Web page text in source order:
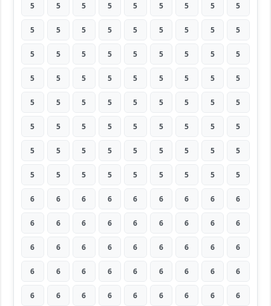
5 5 5 5 5 5 5 5 5
5 5 5 5 5 5 5 5 5
5 5 5 5 5 5 5 5 5
5 5 5 5 5 5 5 5 5
5 5 5 5 5 5 5 5 5
5 5 5 5 5 5 5 5 5
5 5 5 5 5 5 5 5 5
5 5 5 5 5 5 5 5 5
6 6 6 6 6 6 6 6 6
6 6 6 6 6 6 6 6 6
6 6 6 6 6 6 6 6 6
6 6 6 6 6 6 6 6 6
6 6 6 6 6 6 6 6 6